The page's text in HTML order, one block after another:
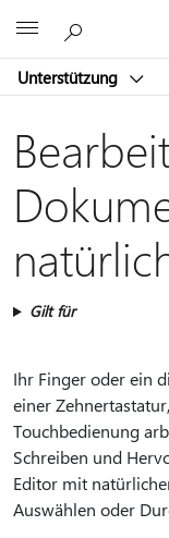
Unterstützung
Gilt für
Ihr Finger oder ein
einer
Touchbedienung
Schreiben und
Editor mit
Auswählen oder